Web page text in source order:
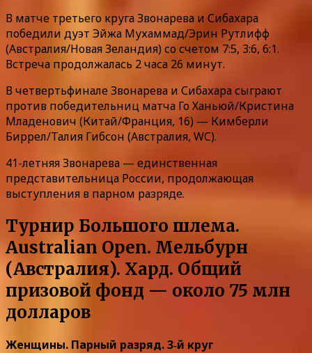
В матче третьего круга Звонарева и Сибахара
победили дуэт Эйжа Мухаммад/Эрин Рутлифф
(Австралия/Новая Зеландия) со счетом 7:5, 3:6, 6:1.
Встреча продолжалась 2 часа 26 минут.
В четвертьфинале Звонарева и Сибахара сыграют
против победительниц матча Го Ханьюй/Кристина
Младенович (Китай/Франция, 16) — Кимберли
Биррел/Талия Гибсон (Австралия, WC).
41-летняя Звонарева — единственная
представительница России, продолжающая
выступления в парном разряде.
Турнир Большого шлема.
Australian Open. Мельбурн
(Австралия). Хард. Общий
призовой фонд — около 75 млн
долларов
Женщины. Парный разряд. 3‑й круг